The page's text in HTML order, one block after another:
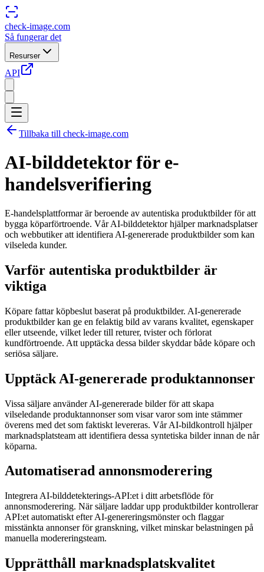
check-image.com
Så fungerar det
Resurser
API
Tillbaka till check-image.com
AI-bilddetektor för e-
handelsverifiering
E-handelsplattformar är beroende av autentiska produktbilder för att
bygga köparförtroende. Vår AI-bilddetektor hjälper marknadsplatser
och webbutiker att identifiera AI-genererade produktbilder som kan
vilseleda kunder.
Varför autentiska produktbilder är
viktiga
Köpare fattar köpbeslut baserat på produktbilder. AI-genererade
produktbilder kan ge en felaktig bild av varans kvalitet, egenskaper
eller utseende, vilket leder till returer, tvister och förlorat
kundförtroende. Att upptäcka dessa bilder skyddar både köpare och
seriösa säljare.
Upptäck AI-genererade produktannonser
Vissa säljare använder AI-genererade bilder för att skapa
vilseledande produktannonser som visar varor som inte stämmer
överens med det som faktiskt levereras. Vår AI-bildkontroll hjälper
marknadsplatsteam att identifiera dessa syntetiska bilder innan de når
köparna.
Automatiserad annonsmoderering
Integrera AI-bilddetekterings-API:et i ditt arbetsflöde för
annonsmoderering. När säljare laddar upp produktbilder kontrollerar
API:et automatiskt efter AI-genereringsmönster och flaggar
misstänkta annonser för granskning, vilket minskar belastningen på
manuella modereringsteam.
Upprätthåll marknadsplatskvalitet